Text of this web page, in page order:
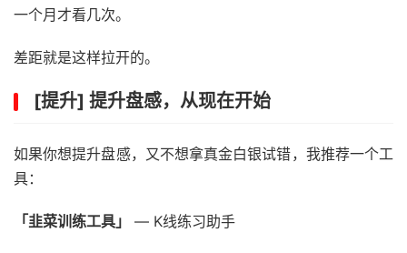
一个月才看几次。
差距就是这样拉开的。
[提升] 提升盘感，从现在开始
如果你想提升盘感，又不想拿真金白银试错，我推荐一个工
具：
「韭菜训练工具」 — K线练习助手